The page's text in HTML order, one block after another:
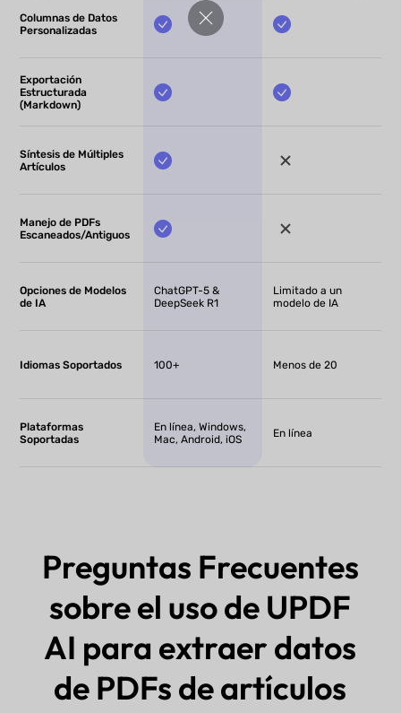
Columnas de Datos
Personalizadas
Exportación
Estructurada
(Markdown)
Síntesis de Múltiples
Artículos
Manejo de PDFs
Escaneados/Antiguos
Opciones de Modelos
de IA
ChatGPT-5 &
DeepSeek R1
Limitado a un
modelo de IA
Idiomas Soportados 100+ Menos de 20
Plataformas
Soportadas
En línea, Windows,
Mac, Android, iOS
En línea
Preguntas Frecuentes
sobre el uso de UPDF
AI para extraer datos
de PDFs de artículos